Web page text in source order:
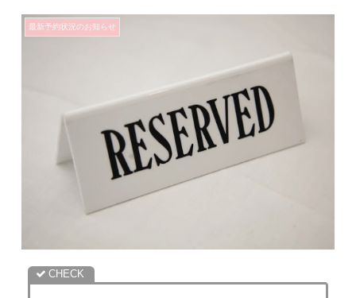
最新予約状況のお知らせ